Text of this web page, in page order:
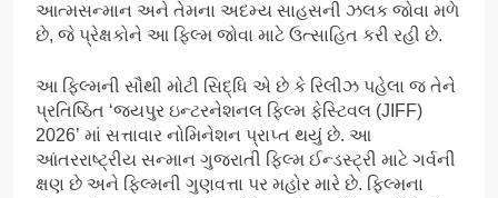
આત્મસન્માન અને તેમના અદમ્ય સાહસની ઝલક જોવા મળે
છે, જે પ્રેક્ષકોને આ ફિલ્મ જોવા માટે ઉત્સાહિત કરી રહી છે.
આ ફિલ્મની સૌથી મોટી સિદ્ધિ એ છે કે રિલીઝ પહેલા જ તેને
પ્રતિષ્ઠિત ‘જયપુર ઇન્ટરનેશનલ ફિલ્મ ફેસ્ટિવલ (JIFF)
2026’ માં સત્તાવાર નોમિનેશન પ્રાપ્ત થયું છે. આ
આંતરરાષ્ટ્રીય સન્માન ગુજરાતી ફિલ્મ ઈન્ડસ્ટ્રી માટે ગર્વની
ક્ષણ છે અને ફિલ્મની ગુણવત્તા પર મહોર મારે છે. ફિલ્મના